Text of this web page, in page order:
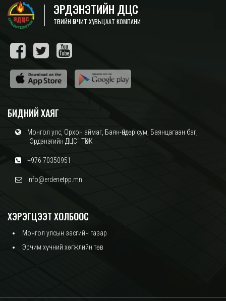
ЭРДЭНЭТИЙН ДЦС
ТӨРИЙН ӨМЧИТ ХУВЬЦААТ КОМПАНИ
БИДНИЙ ХАЯГ
Монгол улс, Орхон аймаг, Баян-Өндөр сум, Баянцагаан баг,
"Эрдэнэтийн ДЦС" ТӨХК
+976 70350951
info@erdenetpp.mn
ХЭРЭГЦЭЭТ ХОЛБООС
Монгол улсын засгийн газар
Эрчим хүчний хөгжлийн төв